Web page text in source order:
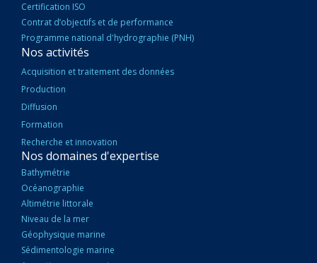
Certification ISO
Contrat d’objectifs et de performance
Programme national d'hydrographie (PNH)
Nos activités
Acquisition et traitement des données
Production
Diffusion
Formation
Recherche et innovation
Nos domaines d'expertise
Bathymétrie
Océanographie
Altimétrie littorale
Niveau de la mer
Géophysique marine
Sédimentologie marine